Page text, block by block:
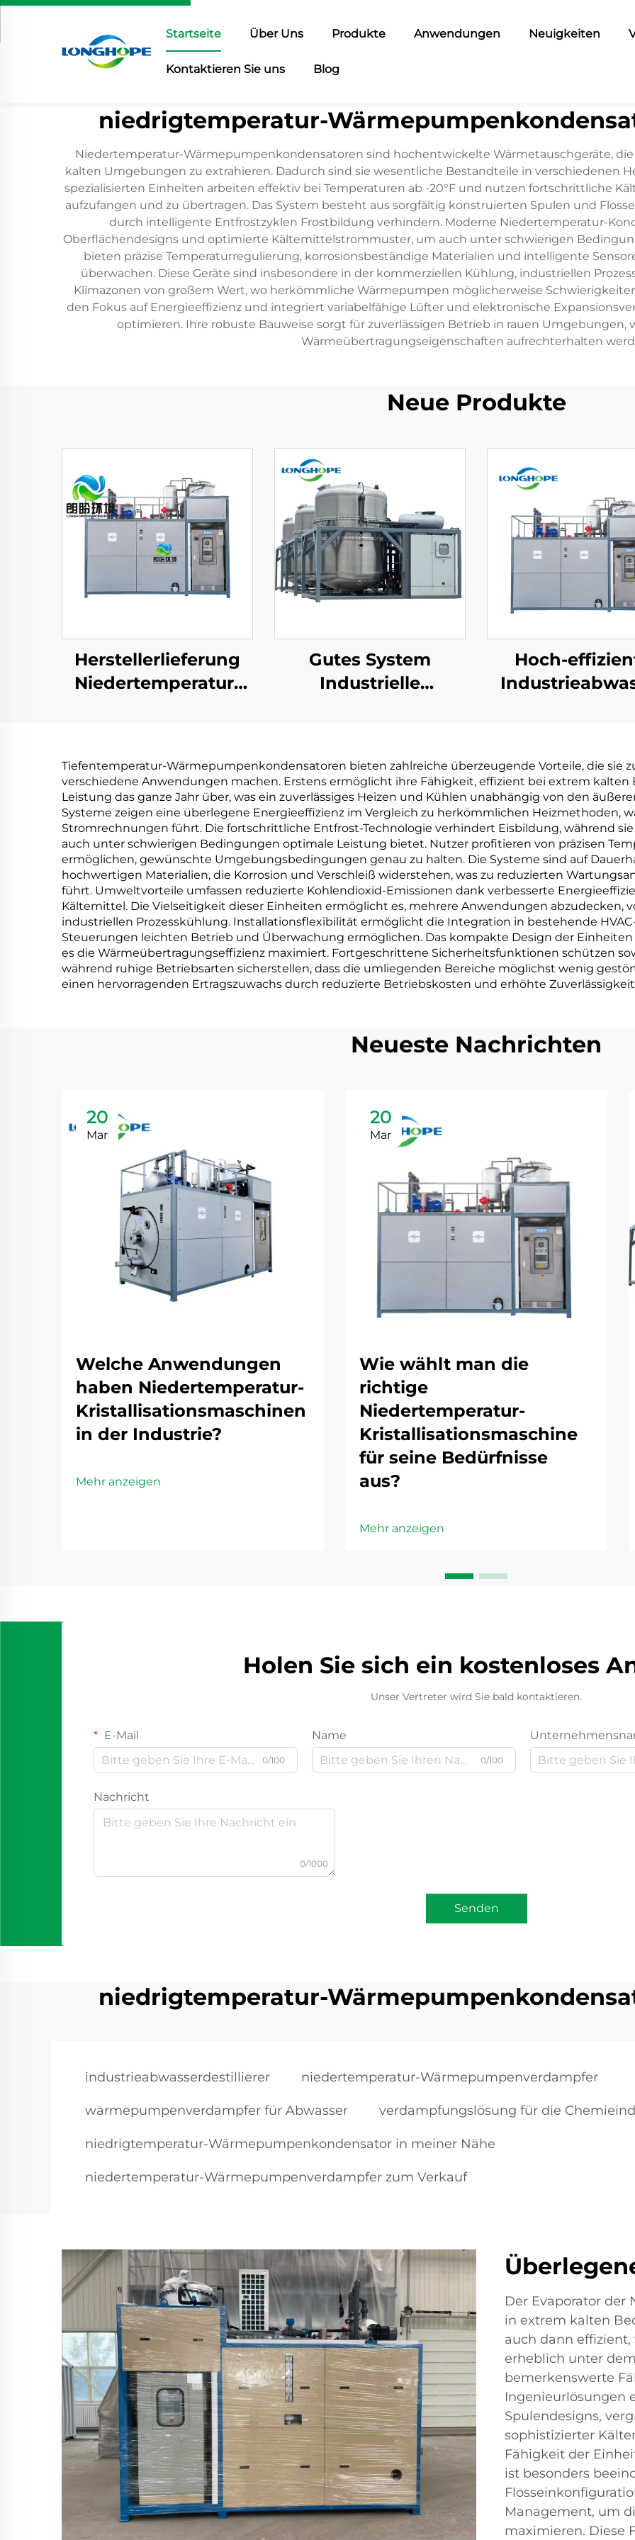
Startseite Über Uns Produkte Anwendungen Neuigkeiten
Kontaktieren Sie uns Blog
niedrigtemperatur-
Niedertemperatur-Wärmepumpenkondensatoren sind hochentwickelte Wärmetauschgeräte, die
kalten Umgebungen zu extrahieren. Dadurch sind sie wesentliche Bestandteile in verschiedenen
spezialisierten Einheiten arbeiten effektiv bei Temperaturen ab -20°F und nutzen fortschrittliche
aufzufangen und zu übertragen. Das System besteht aus sorgfältig konstruierten Spulen und
durch intelligente Entfrostzyklen Frostbildung verhindern. Moderne Niedertemperatur-
Oberflächendesigns und optimierte Kältemittelstrommuster, um auch unter schwierigen
bieten präzise Temperaturregulierung, korrosionsbeständige Materialien und intelligente
überwachen. Diese Geräte sind insbesondere in der kommerziellen Kühlung, industriellen
Klimazonen von großem Wert, wo herkömmliche Wärmepumpen möglicherweise
den Fokus auf Energieeffizienz und integriert variabelfähige Lüfter und elektronische
optimieren. Ihre robuste Bauweise sorgt für zuverlässigen Betrieb in rauen Umgebungen,
Wärmeübertragungseigenschaften aufrechterhalten
Neue Produkte
Herstellerlieferung
Niedertemperatur-
Gutes System
Industrielle
Abwasserrecyclingmaschine
Hoch-
Verdampfer
Tiefentemperatur-Wärmepumpenkondensatoren bieten zahlreiche überzeugende Vorteile, die sie
verschiedene Anwendungen machen. Erstens ermöglicht ihre Fähigkeit, effizient bei extrem
Leistung das ganze Jahr über, was ein zuverlässiges Heizen und Kühlen unabhängig von den
Systeme zeigen eine überlegene Energieeffizienz im Vergleich zu herkömmlichen Heizmethoden,
Stromrechnungen führt. Die fortschrittliche Entfrost-Technologie verhindert Eisbildung, während
auch unter schwierigen Bedingungen optimale Leistung bietet. Nutzer profitieren von präzisen
ermöglichen, gewünschte Umgebungsbedingungen genau zu halten. Die Systeme sind auf
hochwertigen Materialien, die Korrosion und Verschleiß widerstehen, was zu reduzierten
führt. Umweltvorteile umfassen reduzierte Kohlendioxid-Emissionen dank verbesserte
Kältemittel. Die Vielseitigkeit dieser Einheiten ermöglicht es, mehrere Anwendungen abzudecken,
industriellen Prozesskühlung. Installationsflexibilität ermöglicht die Integration in bestehende
Steuerungen leichten Betrieb und Überwachung ermöglichen. Das kompakte Design der
es die Wärmeübertragungseffizienz maximiert. Fortgeschrittene Sicherheitsfunktionen schützen
während ruhige Betriebsarten sicherstellen, dass die umliegenden Bereiche möglichst wenig
einen hervorragenden Ertragszuwachs durch reduzierte Betriebskosten und erhöhte
Neueste Nachrichten
20
Mar
Welche Anwendungen
haben Niedertemperatur-
Kristallisationsmaschinen
in der Industrie?
Mehr anzeigen
20
Mar
Wie wählt man die
richtige
Niedertemperatur-
Kristallisationsmaschine
für seine Bedürfnisse
aus?
Mehr anzeigen
Holen Sie sich ein kostenloses
Unser Vertreter wird Sie bald kontaktieren.
E-Mail
0/100
Name
0/100
Nachricht
0/1000
Senden
niedrigtemperatur-
industrieabwasserdestillierer niedertemperatur-Wärmepumpenverdampfer
wärmepumpenverdampfer für Abwasser verdampfungslösung für die
niedrigtemperatur-Wärmepumpenkondensator in meiner Nähe
niedertemperatur-Wärmepumpenverdampfer zum Verkauf
Der Evaporator
in extrem kalten
auch dann
erheblich unter
bemerkenswerte
Ingenieurlösungen
Spulendesigns,
sophistizierter
Fähigkeit der
ist besonders
Management, um
maximieren. Diese